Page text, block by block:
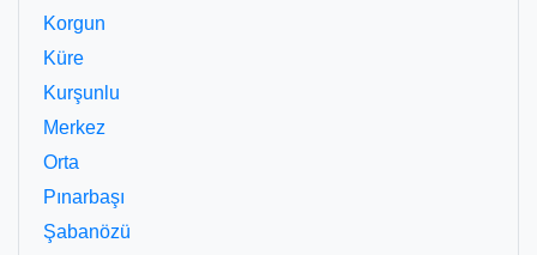
Korgun
Küre
Kurşunlu
Merkez
Orta
Pınarbaşı
Şabanözü